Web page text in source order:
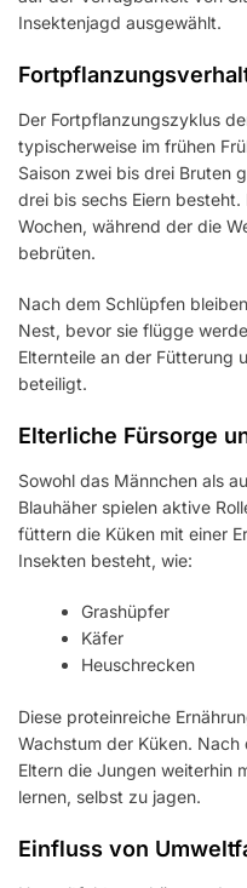
Insektenjagd ausgewählt.
Der Fortpflanzungszyklus
typischerweise im frühen
Saison zwei bis drei Bruten
drei bis sechs Eiern
Wochen, während der die
bebrüten.
Nach dem Schlüpfen
Nest, bevor sie flügge
Elternteile an der Fütterung
beteiligt.
Elterliche Fürsorge
Sowohl das Männchen als
Blauhäher spielen aktive
füttern die Küken mit einer
Insekten besteht, wie:
Grashüpfer
Käfer
Heuschrecken
Diese proteinreiche
Wachstum der Küken.
Eltern die Jungen weiterhin
lernen, selbst zu jagen.
Einfluss von